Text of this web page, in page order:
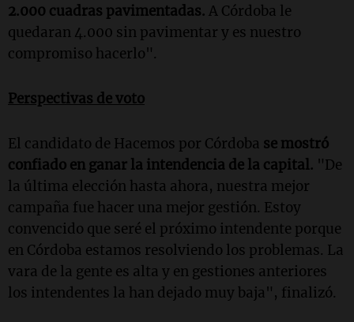
2.000 cuadras pavimentadas. A Córdoba le
quedaran 4.000 sin pavimentar y es nuestro
compromiso hacerlo".
Perspectivas de voto
El candidato de Hacemos por Córdoba se mostró
confiado en ganar la intendencia de la capital. "De
la última elección hasta ahora, nuestra mejor
campaña fue hacer una mejor gestión. Estoy
convencido que seré el próximo intendente porque
en Córdoba estamos resolviendo los problemas. La
vara de la gente es alta y en gestiones anteriores
los intendentes la han dejado muy baja", finalizó.